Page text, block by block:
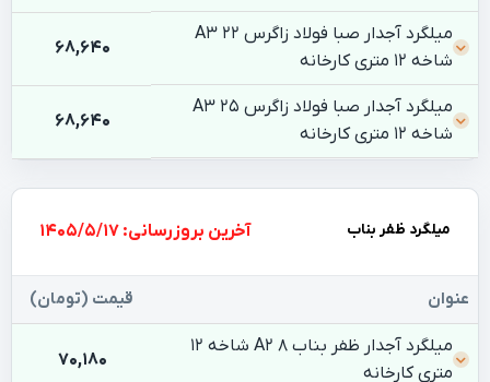
میلگرد آجدار صبا فولاد زاگرس 22 A3
شاخه 12 متری کارخانه
68,640
میلگرد آجدار صبا فولاد زاگرس 25 A3
شاخه 12 متری کارخانه
68,640
میلگرد ظفر بناب بروزرسانی: 1405/5/17
عنوان قیمت (تومان)
میلگرد آجدار ظفر بناب 8 A2 شاخه 12
متری کارخانه
70,180